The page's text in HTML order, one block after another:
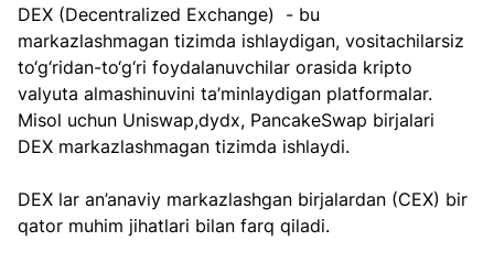
DEX (Decentralized Exchange)  - bu
markazlashmagan tizimda ishlaydigan, vositachilarsiz
to‘g‘ridan-to‘g‘ri foydalanuvchilar orasida kripto
valyuta almashinuvini ta’minlaydigan platformalar.
Misol uchun Uniswap,dydx, PancakeSwap birjalari
DEX markazlashmagan tizimda ishlaydi.
DEX lar an’anaviy markazlashgan birjalardan (CEX) bir
qator muhim jihatlari bilan farq qiladi.